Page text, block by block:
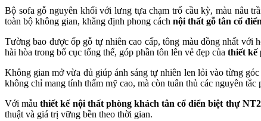
Bộ sofa gỗ nguyên khối với lưng tựa chạm trổ cầu kỳ, màu nâu
toàn bộ không gian, khẳng định phong cách nội thất gỗ tân cổ điển
Tường bao được ốp gỗ tự nhiên cao cấp, tông màu đồng nhất với
hài hòa trong bố cục tổng thể, góp phần tôn lên vẻ đẹp của thiết kế
Không gian mở vừa đủ giúp ánh sáng tự nhiên len lỏi vào từng
không chỉ mang tính thẩm mỹ cao, mà còn tuân thủ các nguyên
Với mẫuthiết kế nội thất phòng khách tân cổ điển biệt thự
thuật và giá trị vững bền theo thời gian.